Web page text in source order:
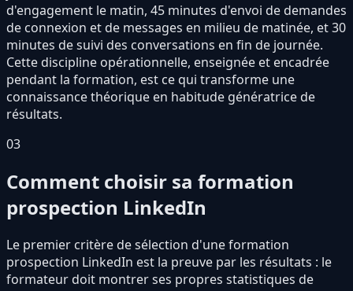
d'engagement le matin, 45 minutes d'envoi de demandes
de connexion et de messages en milieu de matinée, et 30
minutes de suivi des conversations en fin de journée.
Cette discipline opérationnelle, enseignée et encadrée
pendant la formation, est ce qui transforme une
connaissance théorique en habitude génératrice de
résultats.
03
Comment choisir sa formation
prospection LinkedIn
Le premier critère de sélection d'une formation
prospection LinkedIn est la preuve par les résultats : le
formateur doit montrer ses propres statistiques de